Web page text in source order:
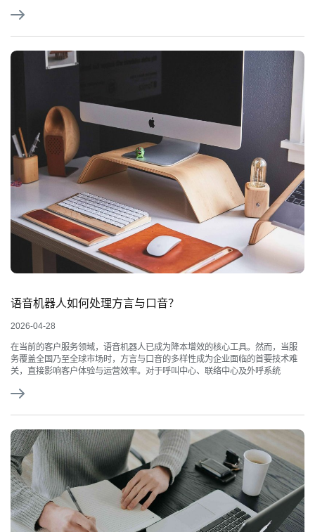
语音机器人如何处理方言与口音？
2026-04-28
在当前的客户服务领域，语音机器人已成为降本增效的核心工具。然而，当服
务覆盖全国乃至全球市场时，方言与口音的多样性成为企业面临的首要技术难
关，直接影响客户体验与运营效率。对于呼叫中心、联络中心及外呼系统